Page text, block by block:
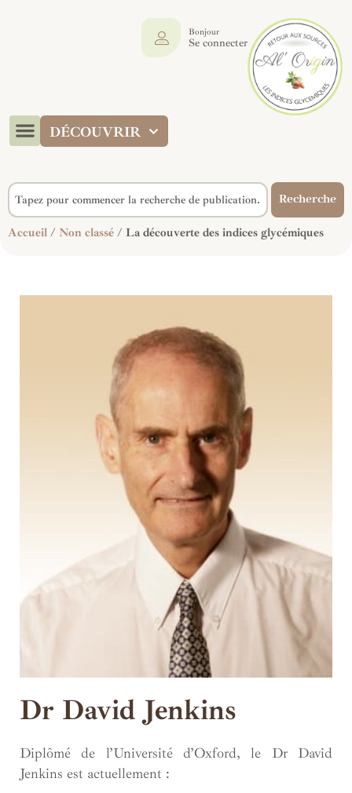
DÉCOUVRIR
Bonjour
Se connecter
Recherche
Accueil / Non classé / La découverte des indices glycémiques
Dr David Jenkins
Diplômé de l’Université d’Oxford, le Dr David
Jenkins est actuellement :